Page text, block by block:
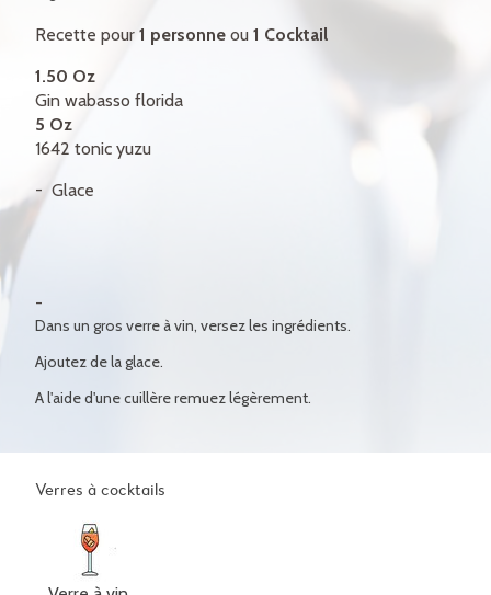
ENGLISH
Recette pour 1 personne ou 1 Cocktail
1.50 Oz
Gin wabasso florida
5 Oz
1642 tonic yuzu
Glace
Dans un gros verre à vin, versez les ingrédients.
Ajoutez de la glace.
A l'aide d'une cuillère remuez légèrement.
Verres à cocktails